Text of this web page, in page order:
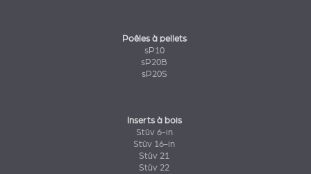
Poêles à pellets
sP10
sP20B
sP20S
Inserts à bois
Stûv 6-in
Stûv 16-in
Stûv 21
Stûv 22